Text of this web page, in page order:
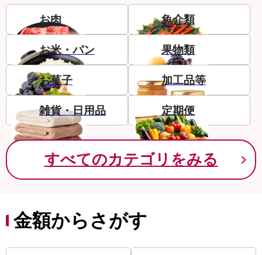
お肉 魚介類
お米・パン 果物類
お菓子 加工品等
雑貨・日用品 定期便
すべてのカテゴリをみる
金額からさがす